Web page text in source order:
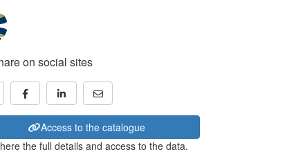
on social sites
Access to the catalogue
the full details and access to the data.